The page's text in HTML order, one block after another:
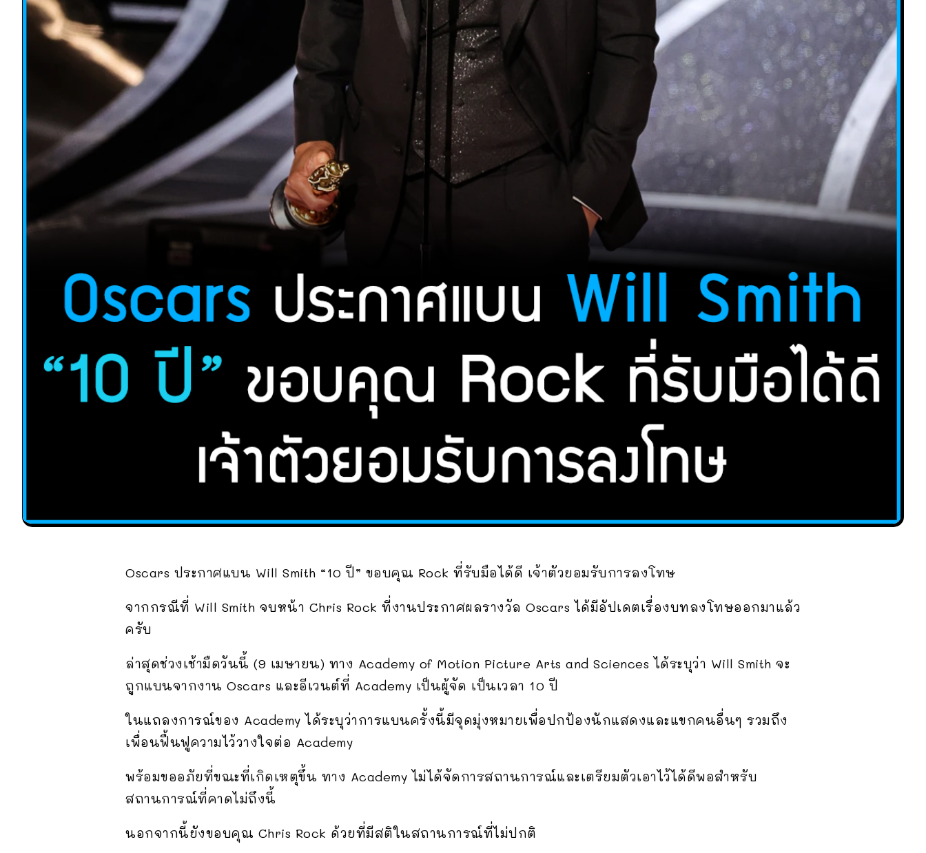
Oscars ประกาศแบน Will Smith “10 ปี” ขอบคุณ Rock ที่รับมือได้ดี เจ้าตัวยอมรับการลงโทษ
จากกรณีที่ Will Smith จบหน้า Chris Rock ที่งานประกาศผลรางวัล Oscars ได้มีอัปเดตเรื่องบทลงโทษออกมาแล้ว
ครับ
ล่าสุดช่วงเช้ามืดวันนี้ (9 เมษายน) ทาง Academy of Motion Picture Arts and Sciences ได้ระบุว่า Will Smith จะ
ถูกแบนจากงาน Oscars และอีเวนต์ที่ Academy เป็นผู้จัด เป็นเวลา 10 ปี
ในแถลงการณ์ของ Academy ได้ระบุว่าการแบนครั้งนี้มีจุดมุ่งหมายเพื่อปกป้องนักแสดงและแขกคนอื่นๆ รวมถึง
เพื่อนฟื้นฟูความไว้วางใจต่อ Academy
พร้อมขออภัยที่ขณะที่เกิดเหตุขึ้น ทาง Academy ไม่ได้จัดการสถานการณ์และเตรียมตัวเอาไว้ได้ดีพอสำหรับ
สถานการณ์ที่คาดไม่ถึงนี้
นอกจากนี้ยังขอบคุณ Chris Rock ด้วยที่มีสติในสถานการณ์ที่ไม่ปกติ